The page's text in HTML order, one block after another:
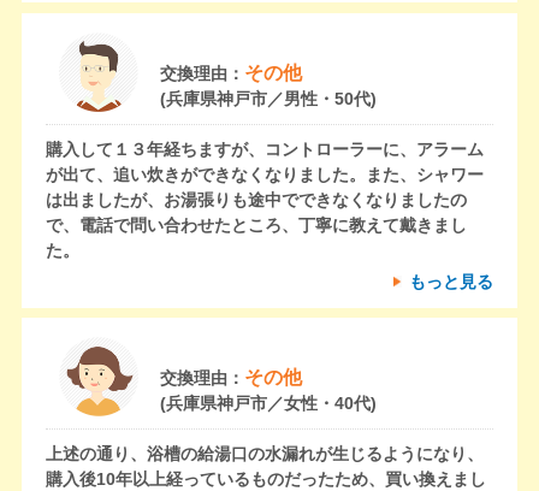
交換理由： その他
(兵庫県神戸市／男性・50代)
購入して１３年経ちますが、コントローラーに、アラーム
が出て、追い炊きができなくなりました。また、シャワー
は出ましたが、お湯張りも途中でできなくなりましたの
で、電話で問い合わせたところ、丁寧に教えて戴きまし
た。
もっと見る
交換理由： その他
(兵庫県神戸市／女性・40代)
上述の通り、浴槽の給湯口の水漏れが生じるようになり、
購入後10年以上経っているものだったため、買い換えまし